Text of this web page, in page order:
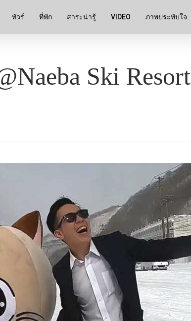
ทัวร์ ที่พัก สาระน่ารู้ VIDEO ภาพประทับใจ
Ski Resort